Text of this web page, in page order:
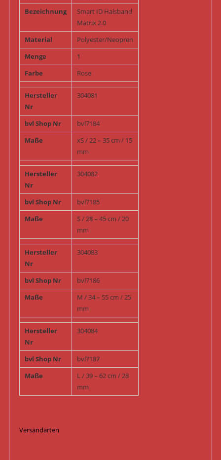
Bezeichnung
Smart ID Halsband
Matrix 2.0
Material
Polyester/Neopren
Menge
1
Farbe
Rose
Hersteller
Nr
304081
bvl Shop Nr
bvl7184
Maße
xS / 22 – 35 cm / 15
mm
Hersteller
Nr
304082
bvl Shop Nr
bvl7185
Maße
S / 28 – 45 cm / 20
mm
Hersteller
Nr
304083
bvl Shop Nr
bvl7186
Maße
M / 34 – 55 cm / 25
mm
Hersteller
Nr
304084
bvl Shop Nr
bvl7187
Maße
L / 39 – 62 cm / 28
mm
Versandarten